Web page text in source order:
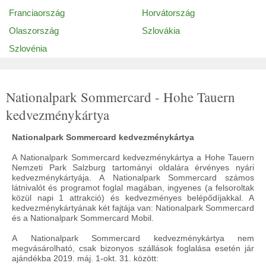
Franciaország
Horvátország
Olaszország
Szlovákia
Szlovénia
Nationalpark Sommercard - Hohe Tauern
kedvezménykártya
Nationalpark Sommercard kedvezménykártya
A Nationalpark Sommercard kedvezménykártya a Hohe Tauern
Nemzeti Park Salzburg tartományi oldalára érvényes nyári
kedvezménykártyája. A Nationalpark Sommercard számos
látnivalót és programot foglal magában, ingyenes (a felsoroltak
közül napi 1 attrakció) és kedvezményes belépődíjakkal. A
kedvezménykártyának két fajtája van: Nationalpark Sommercard
és a Nationalpark Sommercard Mobil.
A Nationalpark Sommercard kedvezménykártya nem
megvásárolható, csak bizonyos szállások foglalása esetén jár
ajándékba 2019. máj. 1-okt. 31. között: